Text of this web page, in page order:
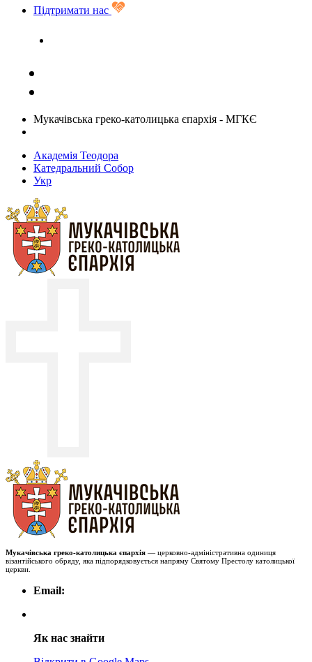
Підтримати нас
Мукачівська греко-католицька єпархія - МГКЄ
Академія Теодора
Катедральний Собор
Укр
Мукачівська греко-католицька єпархія — церковно-адміністративна одиниця
візантійського обряду, яка підпорядковується напряму Святому Престолу католицької
церкви.
Email:
Як нас знайти